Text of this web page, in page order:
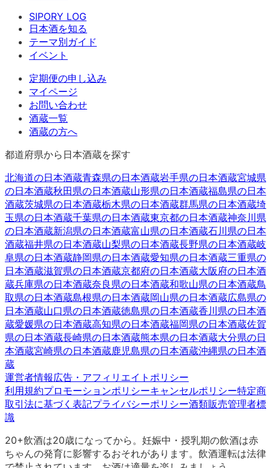
SIPORY LOG
日本酒を知る
テーマ別ガイド
イベント
定期便の申し込み
マイページ
お問い合わせ
酒蔵一覧
酒蔵の方へ
都道府県から日本酒蔵を探す
北海道の日本酒蔵青森県の日本酒蔵岩手県の日本酒蔵宮城県
の日本酒蔵秋田県の日本酒蔵山形県の日本酒蔵福島県の日本
酒蔵茨城県の日本酒蔵栃木県の日本酒蔵群馬県の日本酒蔵埼
玉県の日本酒蔵千葉県の日本酒蔵東京都の日本酒蔵神奈川県
の日本酒蔵新潟県の日本酒蔵富山県の日本酒蔵石川県の日本
酒蔵福井県の日本酒蔵山梨県の日本酒蔵長野県の日本酒蔵岐
阜県の日本酒蔵静岡県の日本酒蔵愛知県の日本酒蔵三重県の
日本酒蔵滋賀県の日本酒蔵京都府の日本酒蔵大阪府の日本酒
蔵兵庫県の日本酒蔵奈良県の日本酒蔵和歌山県の日本酒蔵鳥
取県の日本酒蔵島根県の日本酒蔵岡山県の日本酒蔵広島県の
日本酒蔵山口県の日本酒蔵徳島県の日本酒蔵香川県の日本酒
蔵愛媛県の日本酒蔵高知県の日本酒蔵福岡県の日本酒蔵佐賀
県の日本酒蔵長崎県の日本酒蔵熊本県の日本酒蔵大分県の日
本酒蔵宮崎県の日本酒蔵鹿児島県の日本酒蔵沖縄県の日本酒
蔵
運営者情報 広告・アフィリエイトポリシー
利用規約プロモーションポリシーキャンセルポリシー特定商
取引法に基づく表記プライバシーポリシー酒類販売管理者標
識
20+飲酒は20歳になってから。妊娠中・授乳期の飲酒は赤
ちゃんの発育に影響するおそれがあります。飲酒運転は法律